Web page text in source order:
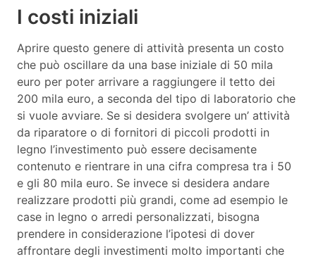
I costi iniziali
Aprire questo genere di attività presenta un costo
che può oscillare da una base iniziale di 50 mila
euro per poter arrivare a raggiungere il tetto dei
200 mila euro, a seconda del tipo di laboratorio che
si vuole avviare. Se si desidera svolgere un’ attività
da riparatore o di fornitori di piccoli prodotti in
legno l’investimento può essere decisamente
contenuto e rientrare in una cifra compresa tra i 50
e gli 80 mila euro. Se invece si desidera andare
realizzare prodotti più grandi, come ad esempio le
case in legno o arredi personalizzati, bisogna
prendere in considerazione l’ipotesi di dover
affrontare degli investimenti molto importanti che